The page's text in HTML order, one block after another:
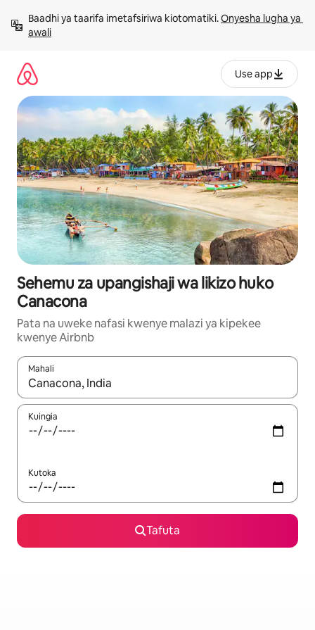
kwenda
kwenye
Baadhi ya taarifa imetafsiriwa kiotomatiki. Onyesha lugha ya
awali
Use app
Sehemu za upangishaji wa likizo huko
Canacona
Pata na uweke nafasi kwenye malazi ya kipekee
kwenye Airbnb
Mahali
Wakati matokeo yanapatikana, vinjari kwa kutumia vitufe vya
Kuingia
Kutoka
Tafuta